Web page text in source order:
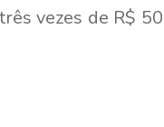
vezes de R$